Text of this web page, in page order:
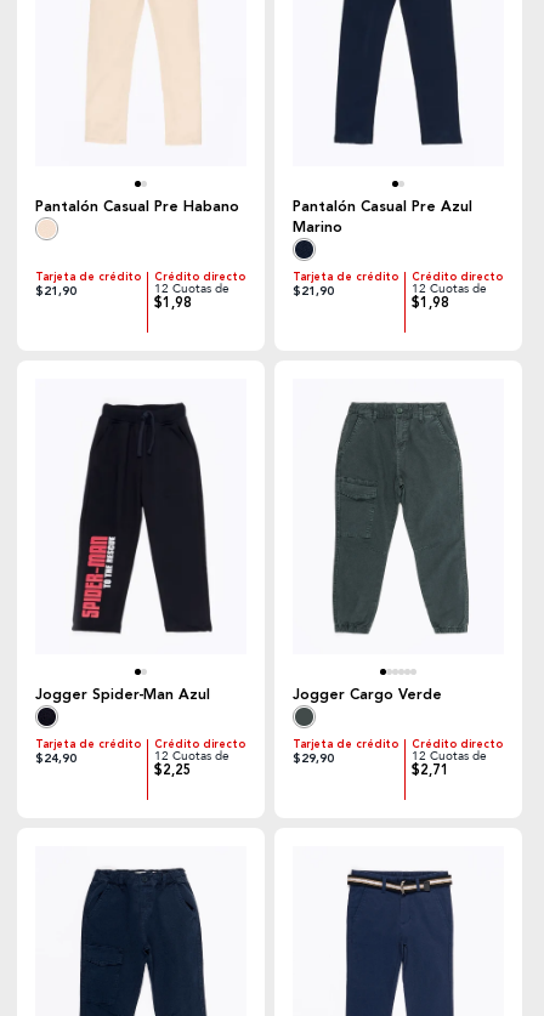
Pantalón Casual Pre Habano
Tarjeta de crédito
$21,90
Crédito directo
12 Cuotas de
$1,98
Pantalón Casual Pre Azul
Marino
Tarjeta de crédito
$21,90
Crédito directo
12 Cuotas de
$1,98
Jogger Spider-Man Azul
Tarjeta de crédito
$24,90
Crédito directo
12 Cuotas de
$2,25
Jogger Cargo Verde
Tarjeta de crédito
$29,90
Crédito directo
12 Cuotas de
$2,71